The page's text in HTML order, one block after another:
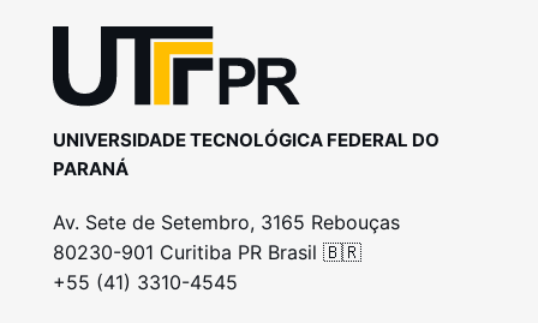
UNIVERSIDADE TECNOLÓGICA FEDERAL DO
PARANÁ
Av. Sete de Setembro, 3165 Rebouças
80230-901 Curitiba PR Brasil 🇧🇷
+55 (41) 3310-4545